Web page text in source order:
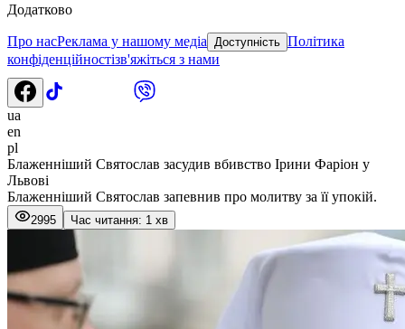
Додатково
Про насРеклама у нашому медіа Доступність Політика
конфіденційностізв'яжіться з нами
ua
en
pl
Блаженніший Святослав засудив вбивство Ірини Фаріон у
Львові
Блаженніший Святослав запевнив про молитву за її упокій.
2995 Час читання: 1 хв